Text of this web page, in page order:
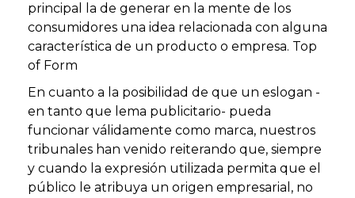
principal la de generar en la mente de los
consumidores una idea relacionada con alguna
característica de un producto o empresa. Top
of Form
En cuanto a la posibilidad de que un eslogan -
en tanto que lema publicitario- pueda
funcionar válidamente como marca, nuestros
tribunales han venido reiterando que, siempre
y cuando la expresión utilizada permita que el
público le atribuya un origen empresarial, no